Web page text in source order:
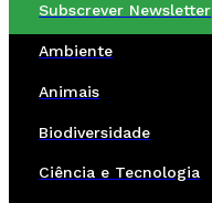
Subscrever Newsletter
Ambiente
Animais
Biodiversidade
Ciência e Tecnologia